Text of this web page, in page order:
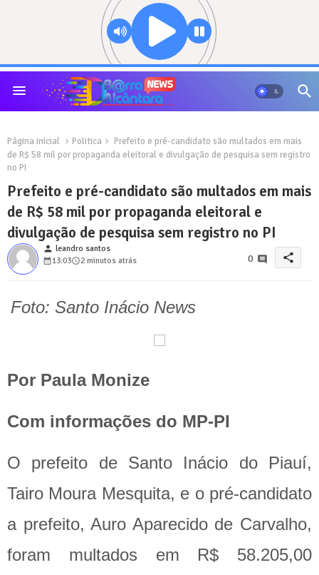
Página inicial Politica
Prefeito e pré-candidato são multados em mais
de R$ 58 mil por propaganda eleitoral e divulgação de pesquisa sem registro
no PI
Prefeito e pré-candidato são multados em mais
de R$ 58 mil por propaganda eleitoral e
divulgação de pesquisa sem registro no PI
person leandro santos
13:03
2 minutos atrás 0 share
Foto: Santo Inácio News
Por Paula Monize
Com informações do MP-PI
O prefeito de Santo Inácio do Piauí,
Tairo Moura Mesquita, e o pré-candidato
a prefeito, Auro Aparecido de Carvalho,
foram multados em R$ 58.205,00